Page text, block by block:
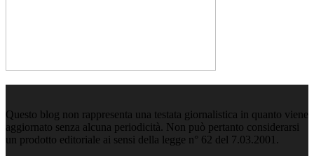
Questo blog non rappresenta una testata giornalistica in quanto viene
aggiornato senza alcuna periodicità. Non può pertanto considerarsi
un prodotto editoriale ai sensi della legge n° 62 del 7.03.2001.